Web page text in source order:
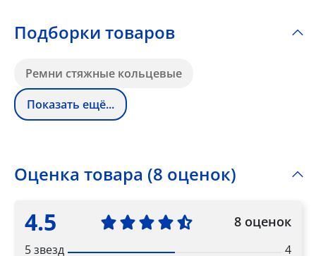
Подборки товаров
Ремни стяжные кольцевые
Показать ещё...
Оценка товара (8 оценок)
4.5 8 оценок
5 звезд
4